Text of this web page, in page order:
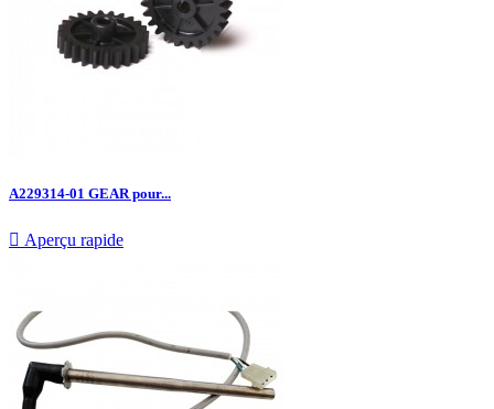
A229314-01 GEAR pour...
 Aperçu rapide